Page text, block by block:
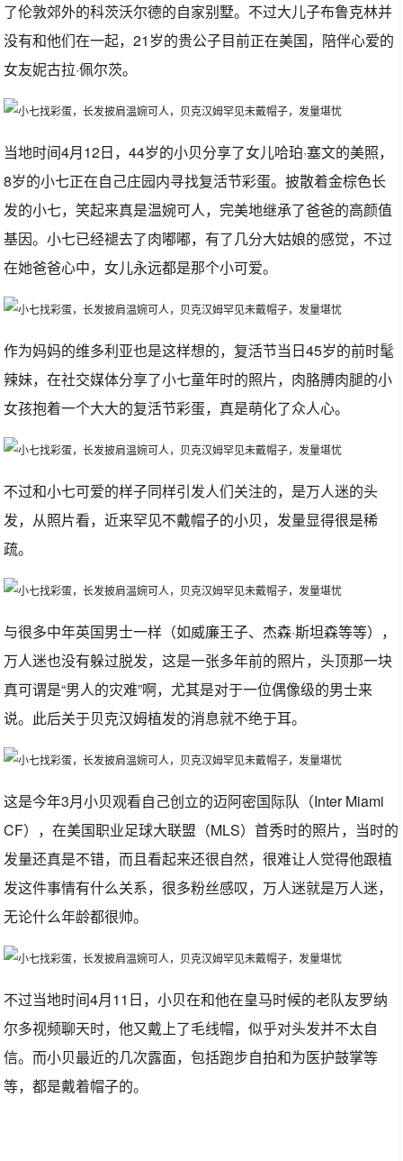
了伦敦郊外的科茨沃尔德的自家别墅。不过大儿子布鲁克林并
没有和他们在一起，21岁的贵公子目前正在美国，陪伴心爱的
女友妮古拉·佩尔茨。
当地时间4月12日，44岁的小贝分享了女儿哈珀·塞文的美照，
8岁的小七正在自己庄园内寻找复活节彩蛋。披散着金棕色长
发的小七，笑起来真是温婉可人，完美地继承了爸爸的高颜值
基因。小七已经褪去了肉嘟嘟，有了几分大姑娘的感觉，不过
在她爸爸心中，女儿永远都是那个小可爱。
作为妈妈的维多利亚也是这样想的，复活节当日45岁的前时髦
辣妹，在社交媒体分享了小七童年时的照片，肉胳膊肉腿的小
女孩抱着一个大大的复活节彩蛋，真是萌化了众人心。
不过和小七可爱的样子同样引发人们关注的，是万人迷的头
发，从照片看，近来罕见不戴帽子的小贝，发量显得很是稀
疏。
与很多中年英国男士一样（如威廉王子、杰森·斯坦森等等），
万人迷也没有躲过脱发，这是一张多年前的照片，头顶那一块
真可谓是“男人的灾难”啊，尤其是对于一位偶像级的男士来
说。此后关于贝克汉姆植发的消息就不绝于耳。
这是今年3月小贝观看自己创立的迈阿密国际队（Inter Miami
CF），在美国职业足球大联盟（MLS）首秀时的照片，当时的
发量还真是不错，而且看起来还很自然，很难让人觉得他跟植
发这件事情有什么关系，很多粉丝感叹，万人迷就是万人迷，
无论什么年龄都很帅。
不过当地时间4月11日，小贝在和他在皇马时候的老队友罗纳
尔多视频聊天时，他又戴上了毛线帽，似乎对头发并不太自
信。而小贝最近的几次露面，包括跑步自拍和为医护鼓掌等
等，都是戴着帽子的。